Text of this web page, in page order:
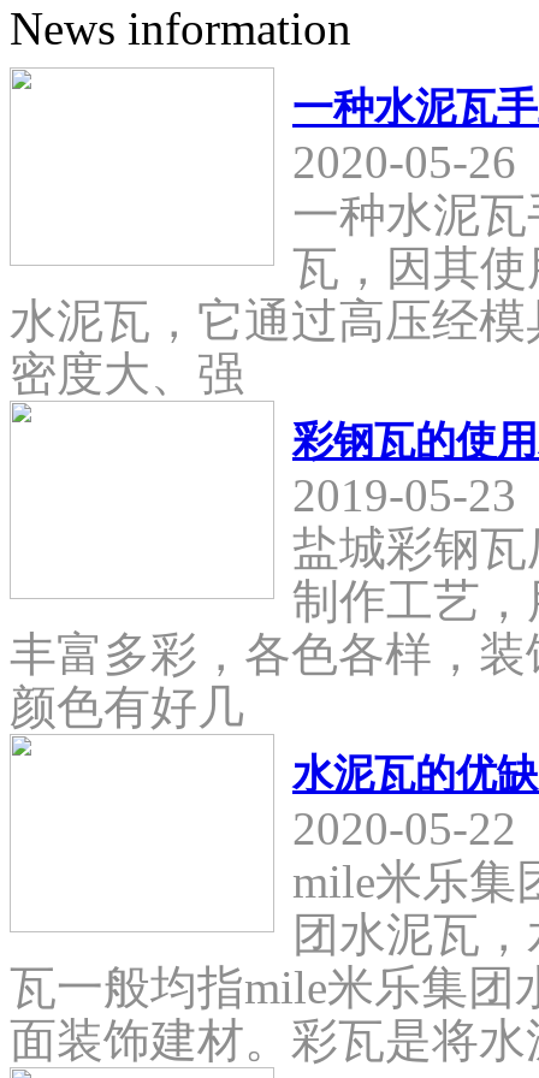
News information
一种水泥瓦
2020-05-26
一种水泥
瓦，因其
水泥瓦，它通过高压经
密度大、强
彩钢瓦的使
2019-05-23
盐城彩钢
制作工艺
丰富多彩，各色各样，
颜色有好几
水泥瓦的优
2020-05-22
mile米乐集
团水泥瓦
瓦一般均指mile米乐集团
面装饰建材。彩瓦是将